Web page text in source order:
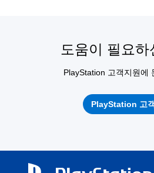
도움이 필요하
PlayStation 고객지원에
PlayStation 고